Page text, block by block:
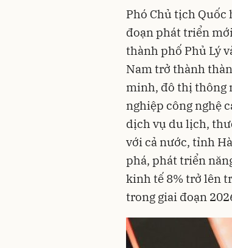
Phó Chủ tịch
đoạn phát triển
thành phố Phủ Lý
Nam trở thành
minh, đô thị thông
nghiệp công nghệ
dịch vụ du lịch,
với cả nước, tỉnh
phá, phát triển
kinh tế 8% trở lên
trong giai đoạn